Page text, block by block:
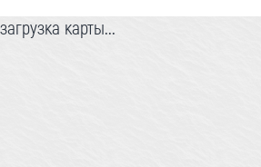
загрузка карты...